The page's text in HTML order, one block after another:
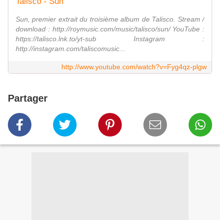
Sun, premier extrait du troisième album de Talisco. Stream /
download : http://roymusic.com/music/talisco/sun/ YouTube :
https://talisco.lnk.to/yt-sub Instagram :
http://instagram.com/taliscomusic...
http://www.youtube.com/watch?v=Fyg4qz-plgw
Partager